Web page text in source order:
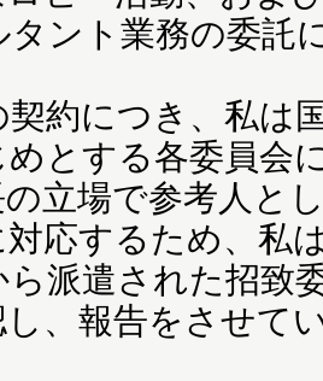
タント業務の委託
約につき、私は
めとする各委員会
立場で参考人と
応するため、私
派遣された招致
、報告をさせて